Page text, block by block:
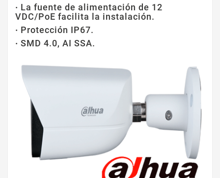
· La fuente de alimentación de 12
VDC/PoE facilita la instalación.
· Protección IP67.
· SMD 4.0, AI SSA.